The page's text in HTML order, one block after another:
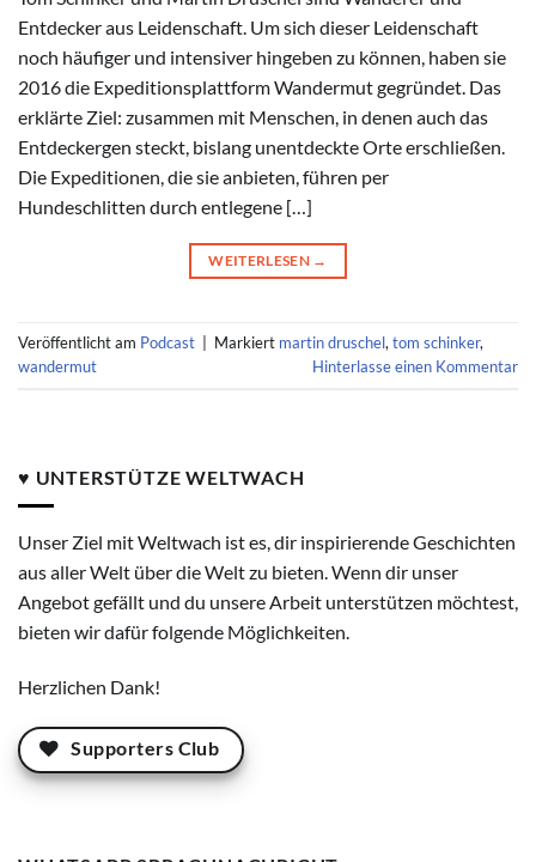
Entdecker aus Leidenschaft. Um sich dieser Leidenschaft
noch häufiger und intensiver hingeben zu können, haben sie
2016 die Expeditionsplattform Wandermut gegründet. Das
erklärte Ziel: zusammen mit Menschen, in denen auch das
Entdeckergen steckt, bislang unentdeckte Orte erschließen.
Die Expeditionen, die sie anbieten, führen per
Hundeschlitten durch entlegene […]
WEITERLESEN →
Veröffentlicht am Podcast Markiert martin druschel, tom schinker,
wandermut
Hinterlasse einen Kommentar
♥ UNTERSTÜTZE WELTWACH
Unser Ziel mit Weltwach ist es, dir inspirierende Geschichten
aus aller Welt über die Welt zu bieten. Wenn dir unser
Angebot gefällt und du unsere Arbeit unterstützen möchtest,
bieten wir dafür folgende Möglichkeiten.
Herzlichen Dank!
Supporters Club